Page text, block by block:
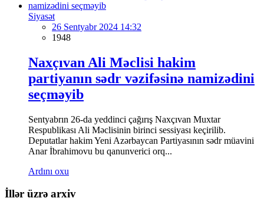
Siyasət
26 Sentyabr 2024 14:32
1948
Naxçıvan Ali Məclisi hakim
partiyanın sədr vəzifəsinə namizədini
seçməyib
Sentyabrın 26-da yeddinci çağırış Naxçıvan Muxtar
Respublikası Ali Məclisinin birinci sessiyası keçirilib.
Deputatlar hakim Yeni Azərbaycan Partiyasının sədr müavini
Anar İbrahimovu bu qanunverici orq...
Ardını oxu
İllər üzrə arxiv